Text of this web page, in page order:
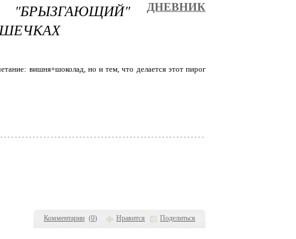
Комментарии (0) Нравится Поделиться
ДНЕВНИК
вишня+шоколад, но и тем, что делается этот пирог